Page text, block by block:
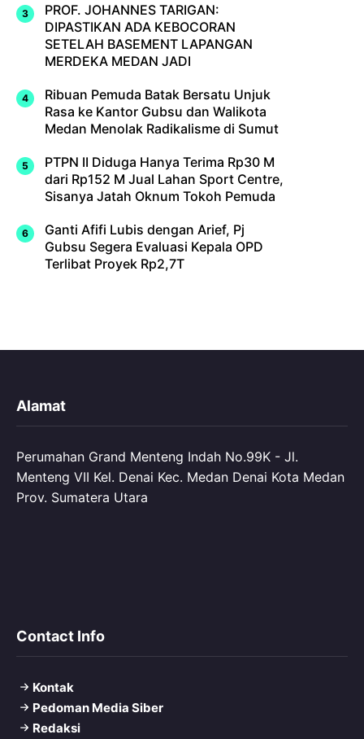
PROF. JOHANNES TARIGAN:
DIPASTIKAN ADA KEBOCORAN
SETELAH BASEMENT LAPANGAN
MERDEKA MEDAN JADI
Ribuan Pemuda Batak Bersatu Unjuk
Rasa ke Kantor Gubsu dan Walikota
Medan Menolak Radikalisme di Sumut
PTPN II Diduga Hanya Terima Rp30 M
dari Rp152 M Jual Lahan Sport Centre,
Sisanya Jatah Oknum Tokoh Pemuda
Ganti Afifi Lubis dengan Arief, Pj
Gubsu Segera Evaluasi Kepala OPD
Terlibat Proyek Rp2,7T
Alamat
Perumahan Grand Menteng Indah No.99K - Jl.
Menteng VII Kel. Denai Kec. Medan Denai Kota Medan
Prov. Sumatera Utara
Contact Info
Kontak
Pedoman Media Siber
Redaksi